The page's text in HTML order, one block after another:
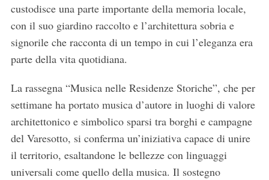
custodisce una parte importante della memoria locale,
con il suo giardino raccolto e l’architettura sobria e
signorile che racconta di un tempo in cui l’eleganza era
parte della vita quotidiana.
La rassegna “Musica nelle Residenze Storiche”, che per
settimane ha portato musica d’autore in luoghi di valore
architettonico e simbolico sparsi tra borghi e campagne
del Varesotto, si conferma un’iniziativa capace di unire
il territorio, esaltandone le bellezze con linguaggi
universali come quello della musica. Il sostegno